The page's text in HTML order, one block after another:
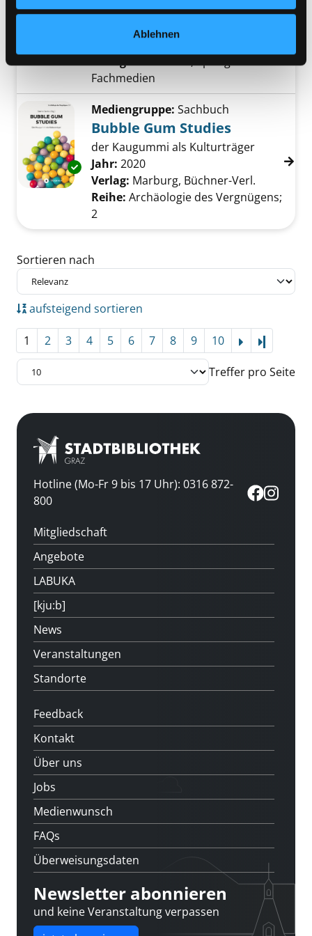
Ablehnen
Exemplar-Details von Gelegenheitsfenster
Lebenslauf, Biographien und
Konsumkorridore
Fachmedien
Exemplar-Details von Bubble Gum Studies
Mediengruppe: Sachbuch
Bubble Gum Studies
der Kaugummi als Kulturträger
Suche nach diesem Verfasser
Jahr: 2020
Verlag: Marburg, Büchner-Verl.
Reihe: Archäologie des Vergnügens;
2
Zu den Suchfiltern springen
Sortieren nach
aufsteigend sortieren
1 2 3 4 5 6 7 8 9 10
Treffer pro Seite
Hotline (Mo-Fr 9 bis 17 Uhr): 0316 872-
800
Mitgliedschaft
Angebote
LABUKA
[kju:b]
News
Veranstaltungen
Standorte
Feedback
Kontakt
Über uns
Jobs
Medienwunsch
FAQs
Überweisungsdaten
Newsletter abonnieren
und keine Veranstaltung verpassen